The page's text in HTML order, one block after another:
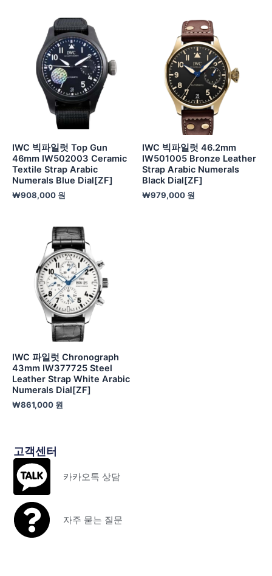
IWC 빅파일럿 Top Gun
46mm IW502003 Ceramic
Textile Strap Arabic
Numerals Blue Dial[ZF]
₩908,000 원
IWC 빅파일럿 46.2mm
IW501005 Bronze Leather
Strap Arabic Numerals
Black Dial[ZF]
₩979,000 원
IWC 파일럿 Chronograph
43mm IW377725 Steel
Leather Strap White Arabic
Numerals Dial[ZF]
₩861,000 원
고객센터
카카오톡 상담
자주 묻는 질문